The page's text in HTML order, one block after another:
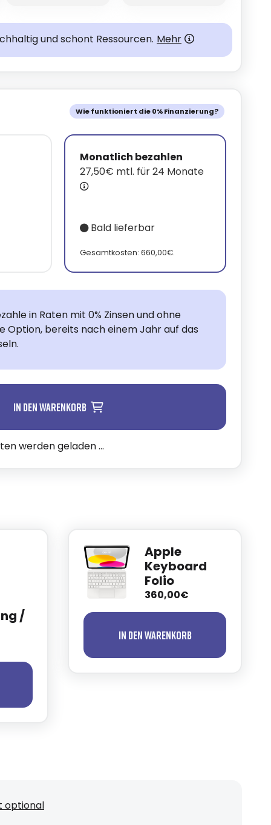
und schont Ressourcen. Mehr
Wie funktioniert die 0% Finanzierung?
Monatlich bezahlen
27,50€ mtl. für 24 Monate
Bald lieferbar
Gesamtkosten: 660,00€.
in Raten mit 0% Zinsen und ohne
Option, bereits nach einem Jahr auf das
In den Warenkorb
werden geladen ...
/
Apple
Keyboard
Folio
360,00€
In den Warenkorb
optional